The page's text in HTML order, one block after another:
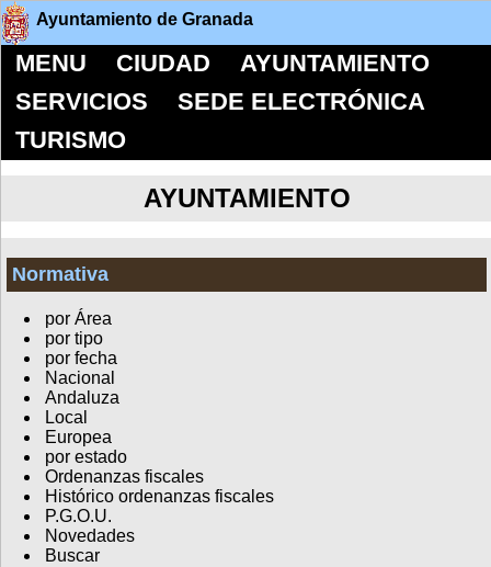
Ayuntamiento de Granada
MENU CIUDAD
AYUNTAMIENTO
SERVICIOS
SEDE ELECTRÓNICA
TURISMO
AYUNTAMIENTO
Normativa
por Área
por tipo
por fecha
Nacional
Andaluza
Local
Europea
por estado
Ordenanzas fiscales
Histórico ordenanzas fiscales
P.G.O.U.
Novedades
Buscar